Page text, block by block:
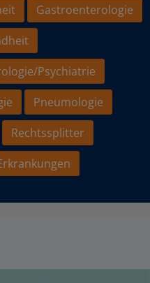
Gastroenterologie
Psychiatrie
Pneumologie
Rechtssplitter